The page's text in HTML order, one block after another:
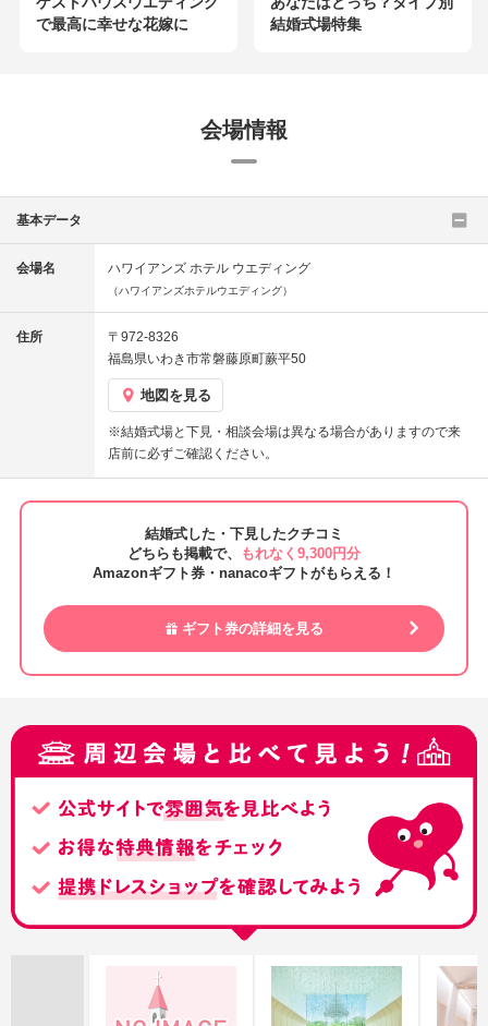
で最高に幸せな花嫁に
結婚式場特集
会場情報
基本データ
会場名 ハワイアンズ ホテル ウエディング
（ハワイアンズホテルウエディング）
住所
〒972-8326
福島県いわき市常磐藤原町蕨平50
地図を見る
※結婚式場と下見・相談会場は異なる場合がありますので来
店前に必ずご確認ください。
結婚式した・下見したクチコミ
どちらも掲載で、
もれなく9,300円分
Amazonギフト券・nanacoギフトがもらえる！
ギフト券の詳細を見る